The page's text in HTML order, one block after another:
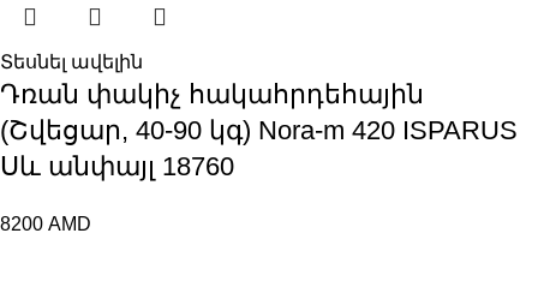
Տեսնել ավելին
Դռան փակիչ հակահրդեհային
(Շվեցար, 40-90 կգ) Nora-m 420 ISPARUS
Սև անփայլ 18760
8200 AMD